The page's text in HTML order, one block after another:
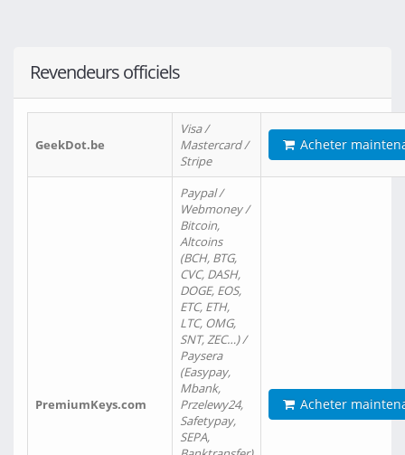
Revendeurs officiels
GeekDot.be
Visa /
Mastercard /
Stripe
Acheter
PremiumKeys.com
Paypal /
Webmoney /
Bitcoin,
Altcoins
(BCH, BTG,
CVC, DASH,
DOGE, EOS,
ETC, ETH,
LTC, OMG,
SNT, ZEC…) /
Paysera
(Easypay,
Mbank,
Przelewy24,
Safetypay,
SEPA,
Acheter